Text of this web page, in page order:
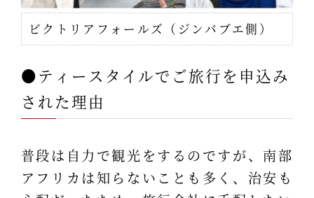
ビクトリアフォールズ（ジンバブエ側）
●ティースタイルでご旅行を申込み
された理由
普段は自力で観光をするのですが、南部
アフリカは知らないことも多く、治安も